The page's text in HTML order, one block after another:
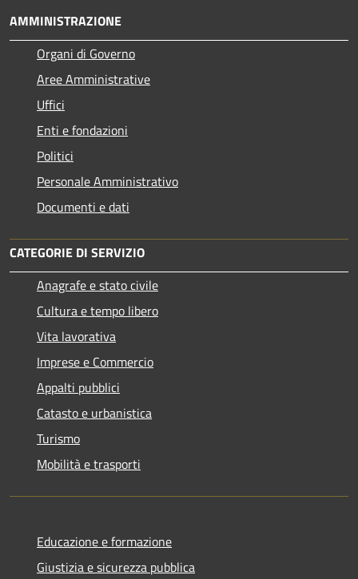
AMMINISTRAZIONE
Organi di Governo
Aree Amministrative
Uffici
Enti e fondazioni
Politici
Personale Amministrativo
Documenti e dati
CATEGORIE DI SERVIZIO
Anagrafe e stato civile
Cultura e tempo libero
Vita lavorativa
Imprese e Commercio
Appalti pubblici
Catasto e urbanistica
Turismo
Mobilità e trasporti
Educazione e formazione
Giustizia e sicurezza pubblica